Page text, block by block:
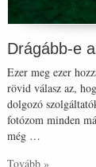
Drágább-e
Ezer meg ezer
rövid válasz az,
dolgozó
fotózom minden
még …
Tovább »